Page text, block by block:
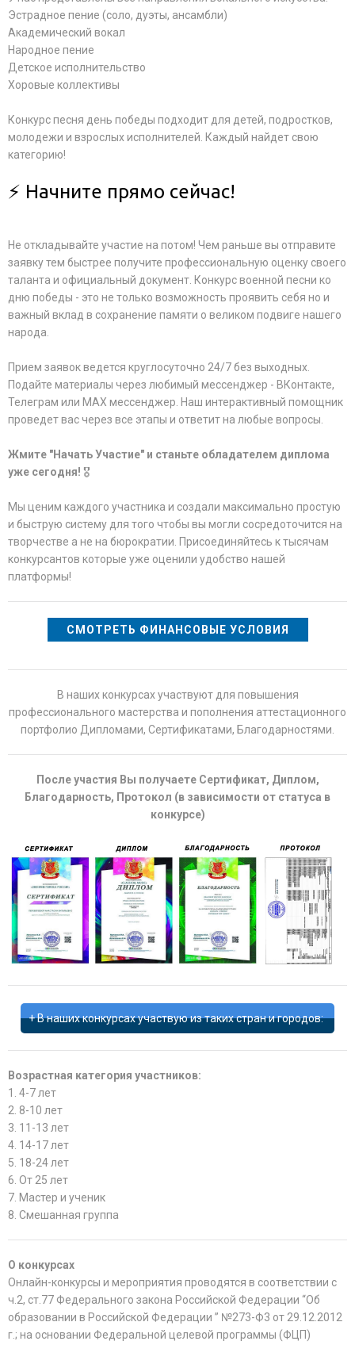
Эстрадное пение (соло, дуэты, ансамбли)
Академический вокал
Народное пение
Детское исполнительство
Хоровые коллективы
Конкурс песня день победы подходит для детей, подростков,
молодежи и взрослых исполнителей. Каждый найдет свою
категорию!
⚡ Начните прямо сейчас!
Не откладывайте участие на потом! Чем раньше вы отправите
заявку тем быстрее получите профессиональную оценку своего
таланта и официальный документ. Конкурс военной песни ко
дню победы - это не только возможность проявить себя но и
важный вклад в сохранение памяти о великом подвиге нашего
народа.
Прием заявок ведется круглосуточно 24/7 без выходных.
Подайте материалы через любимый мессенджер - ВКонтакте,
Телеграм или MAX мессенджер. Наш интерактивный помощник
проведет вас через все этапы и ответит на любые вопросы.
Жмите "Начать Участие" и станьте обладателем диплома
уже сегодня! 🎖️
Мы ценим каждого участника и создали максимально простую
и быструю систему для того чтобы вы могли сосредоточится на
творчестве а не на бюрократии. Присоединяйтесь к тысячам
конкурсантов которые уже оценили удобство нашей
платформы!
СМОТРЕТЬ ФИНАНСОВЫЕ УСЛОВИЯ
В наших конкурсах участвуют для повышения
профессионального мастерства и пополнения аттестационного
портфолио Дипломами, Сертификатами, Благодарностями.
После участия Вы получаете Сертификат, Диплом,
Благодарность, Протокол (в зависимости от статуса в
конкурсе)
В наших конкурсах участвую из таких стран и городов:
Возрастная категория участников:
1. 4-7 лет
2. 8-10 лет
3. 11-13 лет
4. 14-17 лет
5. 18-24 лет
6. От 25 лет
7. Мастер и ученик
8. Смешанная группа
О конкурсах
Онлайн-конкурсы и мероприятия проводятся в соответствии с
ч.2, ст.77 Федерального закона Российской Федерации “Об
образовании в Российской Федерации ” №273-Ф3 от 29.12.2012
г.; на основании Федеральной целевой программы (ФЦП)